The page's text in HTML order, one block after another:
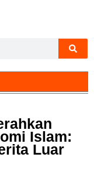
Islam:
Luar